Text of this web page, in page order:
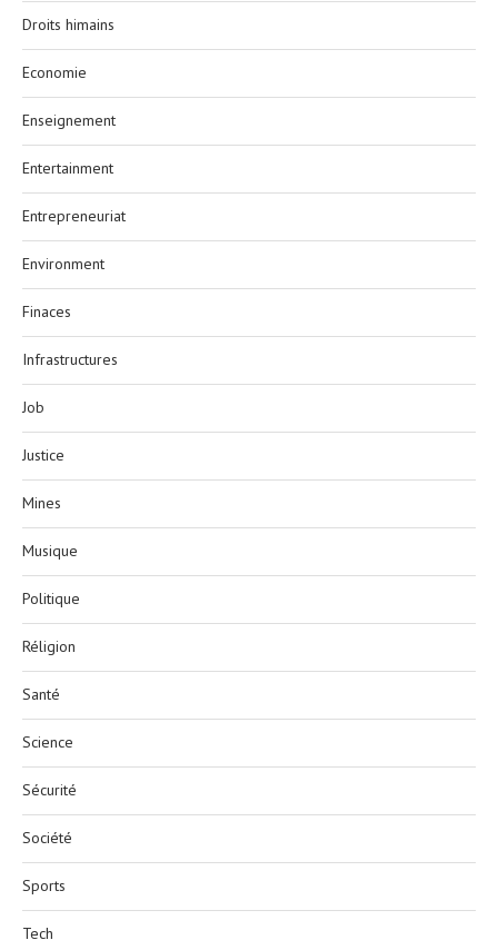
Droits himains
Economie
Enseignement
Entertainment
Entrepreneuriat
Environment
Finaces
Infrastructures
Job
Justice
Mines
Musique
Politique
Réligion
Santé
Science
Sécurité
Société
Sports
Tech